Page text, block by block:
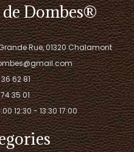
Dombes®
Rue, 01320 Chalamont
62 81
35 01
12:30 - 13:30 17:00​